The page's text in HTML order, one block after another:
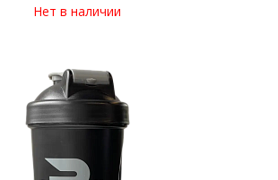
Нет в наличии